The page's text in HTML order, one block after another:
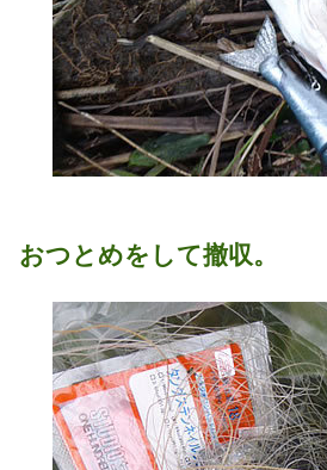
おつとめをして撤収。